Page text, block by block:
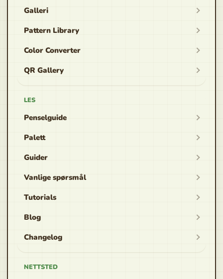
Galleri
Pattern Library
Color Converter
QR Gallery
LES
Penselguide
Palett
Guider
Vanlige spørsmål
Tutorials
Blog
Changelog
NETTSTED